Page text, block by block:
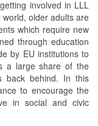
involved in LLL
older adults are
which require new
through education
by EU institutions to
a large share of the
back behind. In this
to encourage the
in social and civic